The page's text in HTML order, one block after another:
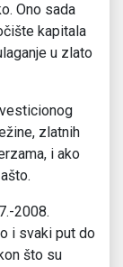
Ono sada
kapitala
u zlato
zlatnih
i ako
2008.
i svaki put do
što su